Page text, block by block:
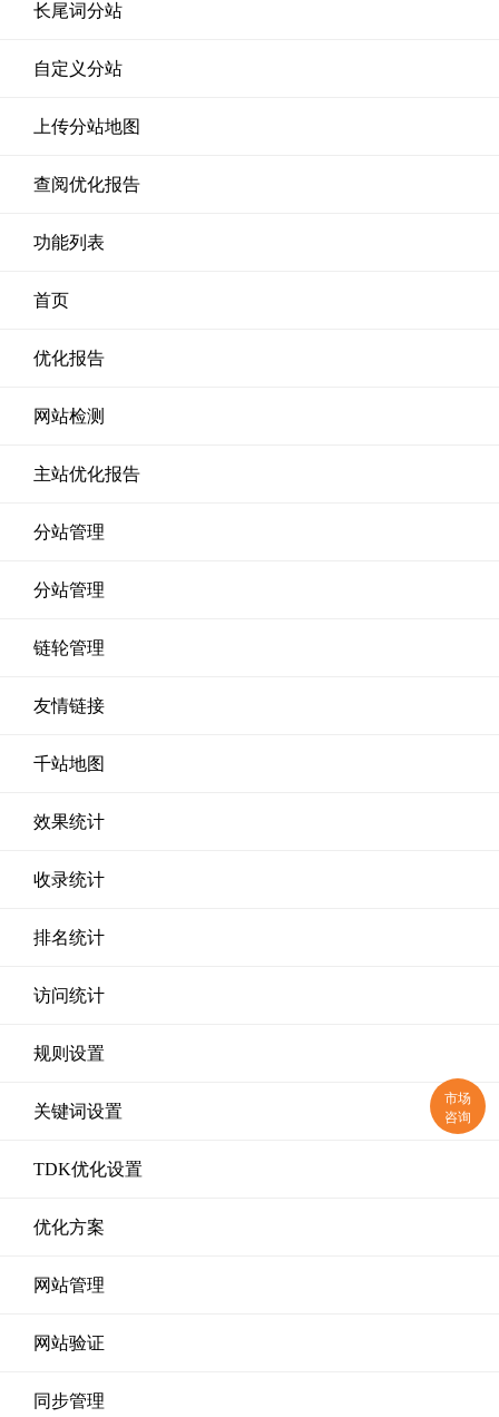
长尾词分站
自定义分站
上传分站地图
查阅优化报告
功能列表
首页
优化报告
网站检测
主站优化报告
分站管理
分站管理
链轮管理
友情链接
千站地图
效果统计
收录统计
排名统计
访问统计
规则设置
关键词设置
TDK优化设置
优化方案
网站管理
网站验证
同步管理
市场
咨询